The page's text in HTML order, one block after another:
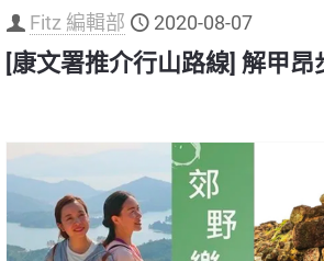
Fitz 編輯部 2020-08-07
[康文署推介行山路線] 解甲昂